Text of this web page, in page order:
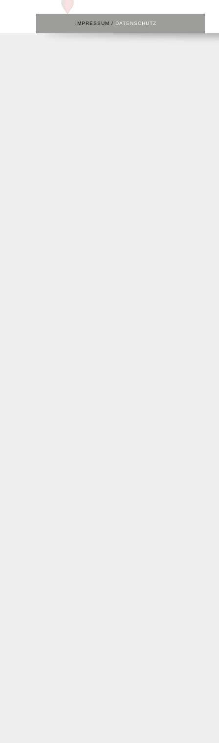
IMPRESSUM / DATENSCHUTZ